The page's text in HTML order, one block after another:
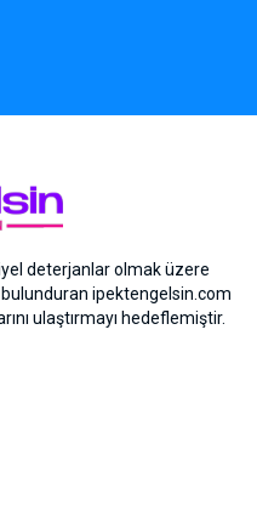
deterjanlar olmak üzere
ipektengelsin.com
ulaştırmayı hedeflemiştir.